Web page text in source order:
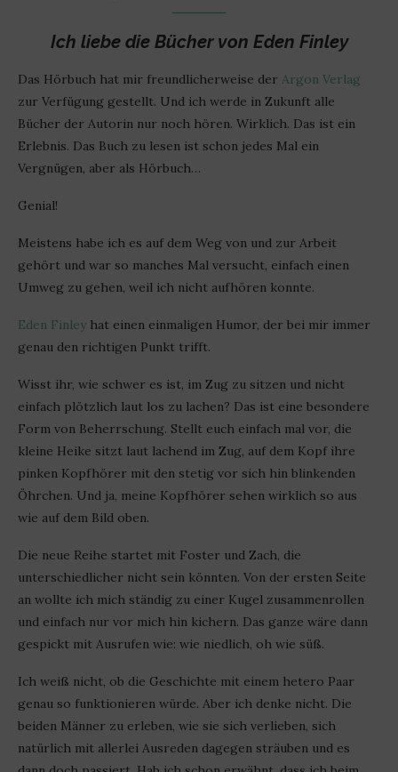
Ich liebe die Bücher von Eden Finley
Das Hörbuch hat mir freundlicherweise der Argon Verlag
zur Verfügung gestellt. Und ich werde in Zukunft alle
Bücher der Autorin nur noch hören. Wirklich. Das ist ein
Erlebnis. Das Buch zu lesen ist schon jedes Mal ein
Vergnügen, aber als Hörbuch…
Genial!
Meistens habe ich es auf dem Weg von und zur Arbeit
gehört und war so manches Mal versucht, einfach einen
Umweg zu gehen, weil ich nicht aufhören konnte.
Eden Finley hat einen einmaligen Humor, der bei mir immer
genau den richtigen Punkt trifft.
Wisst ihr, wie schwer es ist, im Zug zu sitzen und nicht
einfach plötzlich laut los zu lachen? Das ist eine besondere
Form von Beherrschung. Stellt euch einfach mal vor, die
kleine Heike sitzt laut lachend im Zug, auf dem Kopf ihre
pinken Kopfhörer mit den stetig vor sich hin blinkenden
Öhrchen. Und ja, meine Kopfhörer sehen wirklich so aus
wie auf dem Bild oben.
Die neue Reihe startet mit Foster und Zach, die
unterschiedlicher nicht sein könnten. Von der ersten Seite
an wollte ich mich ständig zu einer Kugel zusammenrollen
und einfach nur vor mich hin kichern. Das ganze wäre dann
gespickt mit Ausrufen wie: wie niedlich, oh wie süß.
Ich weiß nicht, ob die Geschichte mit einem hetero Paar
genau so funktionieren würde. Aber ich denke nicht. Die
beiden Männer zu erleben, wie sie sich verlieben, sich
natürlich mit allerlei Ausreden dagegen sträuben und es